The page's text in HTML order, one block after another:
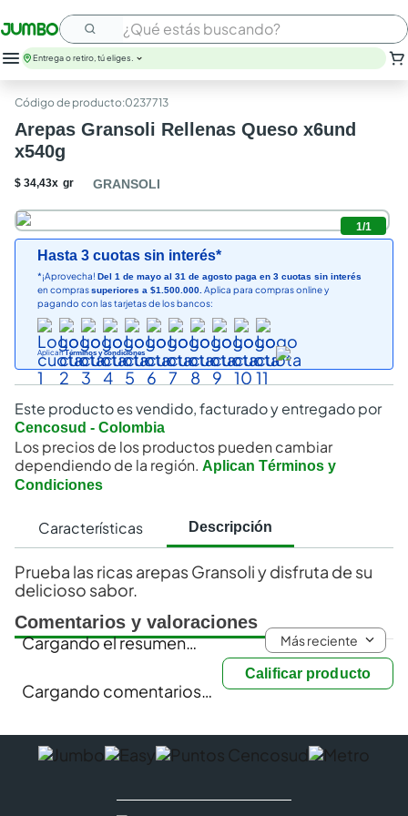
¿Qué estás buscando?
huevos
arroz
papel higienico
nutribela
aceite
queso
pollo
carne
Entrega o retiro, tú eliges.
:0237713
Arepas Gransoli Rellenas Queso x6und
x540g
$ 34,43x gr GRANSOLI
1/1
Hasta 3 cuotas sin interés*
*¡Aprovecha! Del 1 de mayo al 31 de agosto paga en 3 cuotas sin interés
en comprassuperiores a $1.500.000. Aplica para compras online y
pagando con las tarjetas de los bancos:
AplicanTérminos y condiciones
Este producto es vendido, facturado y entregado por
Cencosud - Colombia
Los precios de los productos pueden cambiar
dependiendo de la región. Aplican Términos y
Condiciones
Características Descripción
Prueba las ricas arepas Gransoli y disfruta de su
delicioso sabor.
Comentarios y valoraciones
Calificar producto
Cargando el resumen… Más reciente
Cargando comentarios…